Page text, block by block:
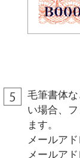
毛筆書体
い場合、
ます。
メールア
メールア